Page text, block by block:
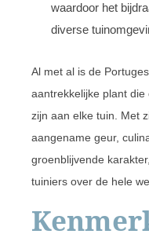
waardoor het
diverse
Al met al is de
aantrekkelijke plant
zijn aan elke tuin. Met
aangename geur,
groenblijvende
tuiniers over de hele